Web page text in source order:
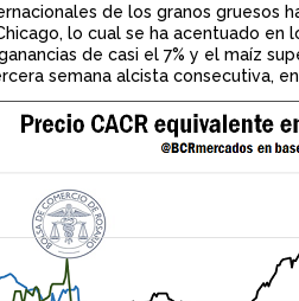
de los granos gruesos
lo cual se ha acentuado
de casi el 7% y el maíz
semana alcista consecutiva,